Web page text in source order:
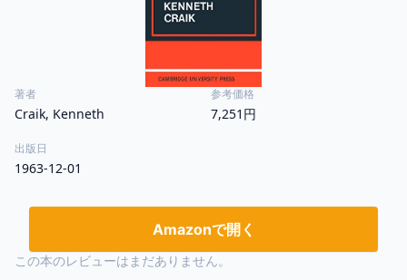
著者
Craik, Kenneth
参考価格
7,251円
出版日
1963-12-01
Amazonで開く
この本のレビューはまだありません。